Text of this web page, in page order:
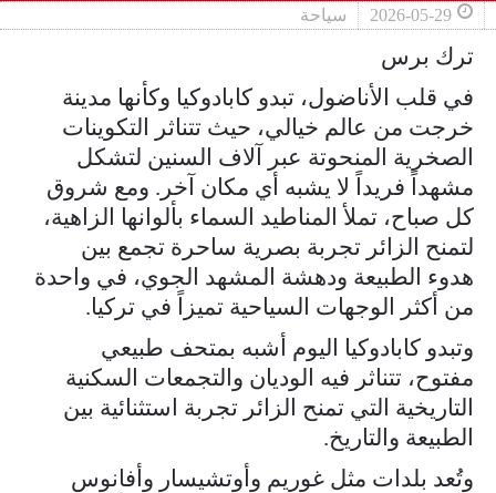
2026-05-29 سياحة
ترك برس
في قلب الأناضول، تبدو كابادوكيا وكأنها مدينة
خرجت من عالم خيالي، حيث تتناثر التكوينات
الصخرية المنحوتة عبر آلاف السنين لتشكل
مشهداً فريداً لا يشبه أي مكان آخر. ومع شروق
كل صباح، تملأ المناطيد السماء بألوانها الزاهية،
لتمنح الزائر تجربة بصرية ساحرة تجمع بين
هدوء الطبيعة ودهشة المشهد الجوي، في واحدة
من أكثر الوجهات السياحية تميزاً في تركيا.
وتبدو كابادوكيا اليوم أشبه بمتحف طبيعي
مفتوح، تتناثر فيه الوديان والتجمعات السكنية
التاريخية التي تمنح الزائر تجربة استثنائية بين
الطبيعة والتاريخ.
وتُعد بلدات مثل غوريم وأوتشيسار وأفانوس